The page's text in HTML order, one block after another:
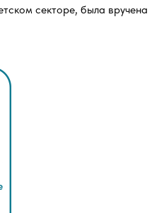
секторе, была вручена